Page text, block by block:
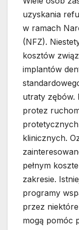
uzyskania
w ramach
(NFZ).
kosztów
implantów
utraty zębów.
protez
klinicznych.
pełnym
zakresie.
programy
przez
mogą pomóc